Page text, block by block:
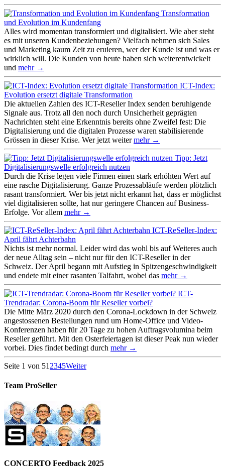
Transformation
und Evolution im Kundenfang
Alles wird momentan transformiert und digitalisiert. Wie aber steht
es mit unseren Kundenbeziehungen? Vielfach nehmen sich Sales
und Marketing kaum Zeit zu eruieren, wer der Kunde ist und was er
wirklich will. Die Kunden von heute haben sich weiterentwickelt
und mehr →
ICT-Index:
Evolution ersetzt digitale Transformation
Die aktuellen Zahlen des ICT-Reseller Index senden beruhigende
Signale aus. Trotz all den noch durch Unsicherheit geprägten
Nachrichten steht eine Erkenntnis bereits ohne Zweifel fest: Die
Digitalisierung und die digitalen Prozesse waren stabilisierende
Grössen in dieser Krise. Wer jetzt weitermehr →
Tipp: Jetzt
Digitalisierungswelle erfolgreich nutzen
Durch die Krise legen viele Firmen einen stark erhöhten Wert auf
eine rasche Digitalisierung. Ganze Prozessabläufe werden plötzlich
rasant transformiert. Wer bis jetzt nicht erkannt hat, dass er möglichst
viel digitalisieren sollte, hat nur geringere Chancen auf Business-
Erfolge. Vor allem mehr →
ICT-ReSeller-Index:
April fährt Achterbahn
Nichts ist mehr normal. Leider wird das wohl bis auf Weiteres auch
der neue Alltag sein – nicht nur für den ICT-Reseller in der
Schweiz. Der April begann mit Aufstieg in Spitzengeschwindigkeit
und endete mit einer rasanten Talfahrt, wobei das mehr →
ICT-
Trendradar: Corona-Boom für Reseller vorbei?
Die Mitte März 2020 durch den Corona-Lockdown in der Schweiz
angestossenen Bestellungen rund um Home-Office und Video-
Konferenzen haben für 20 Tage zu hohen Auftragsvolumina beim
Reseller geführt. Mit den Osterfeiertagen ist dieser Peak nun wieder
vorbei. Dies findet bedingt durch mehr →
Seite 1 von 51 2345Weiter
Team ProSeller
CONCERTO Feedback 2025